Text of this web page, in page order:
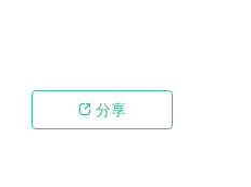
 分享